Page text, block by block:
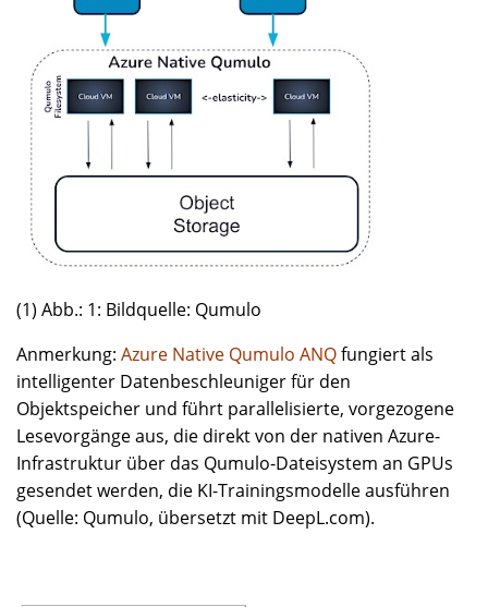
(1) Abb.: 1: Bildquelle: Qumulo
Anmerkung: Azure Native Qumulo ANQfungiert als
intelligenter Datenbeschleuniger für den
Objektspeicher und führt parallelisierte, vorgezogene
Lesevorgänge aus, die direkt von der nativen Azure-
Infrastruktur über das Qumulo-Dateisystem an GPUs
gesendet werden, die KI-Trainingsmodelle ausführen
(Quelle: Qumulo, übersetzt mit DeepL.com).